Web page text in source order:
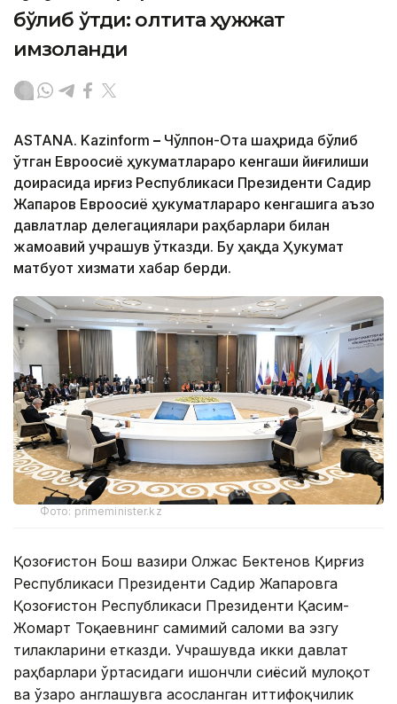
бўлиб ўтди: олтита ҳужжат
имзоланди
ASTANA. Kazinform – Чўлпон-Ота шаҳрида бўлиб
ўтган Евроосиё ҳукуматлараро кенгаши йиғилиши
доирасида Қирғиз Республикаси Президенти Садир
Жапаров Евроосиё ҳукуматлараро кенгашига аъзо
давлатлар делегациялари раҳбарлари билан
жамоавий учрашув ўтказди. Бу ҳақда Ҳукумат
матбуот хизмати хабар берди.
Фото: primeminister.kz
Қозоғистон Бош вазири Олжас Бектенов Қирғиз
Республикаси Президенти Садир Жапаровга
Қозоғистон Республикаси Президенти Қасим-
Жомарт Тоқаевнинг самимий саломи ва эзгу
тилакларини етказди. Учрашувда икки давлат
раҳбарлари ўртасидаги ишончли сиёсий мулоқот
ва ўзаро англашувга асосланган иттифоқчилик